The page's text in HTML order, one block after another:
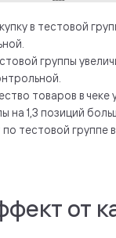
в тестовой
группы
товаров в чеке
на 1,3 позиций
тестовой группе
от